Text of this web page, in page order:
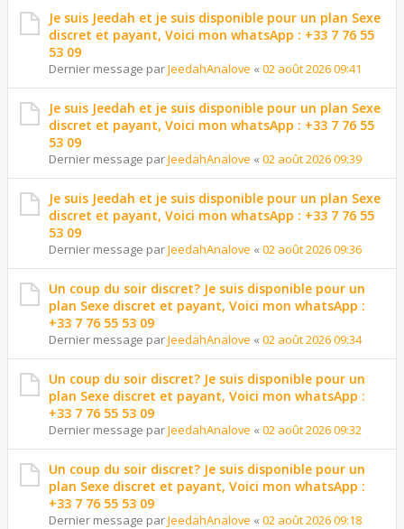
Je suis Jeedah et je suis disponible pour un plan Sexe
discret et payant, Voici mon whatsApp : +33 7 76 55
53 09
Dernier message parJeedahAnalove « 02 août 2026 09:41
Je suis Jeedah et je suis disponible pour un plan Sexe
discret et payant, Voici mon whatsApp : +33 7 76 55
53 09
Dernier message parJeedahAnalove « 02 août 2026 09:39
Je suis Jeedah et je suis disponible pour un plan Sexe
discret et payant, Voici mon whatsApp : +33 7 76 55
53 09
Dernier message parJeedahAnalove « 02 août 2026 09:36
Un coup du soir discret? Je suis disponible pour un
plan Sexe discret et payant, Voici mon whatsApp :
+33 7 76 55 53 09
Dernier message parJeedahAnalove « 02 août 2026 09:34
Un coup du soir discret? Je suis disponible pour un
plan Sexe discret et payant, Voici mon whatsApp :
+33 7 76 55 53 09
Dernier message parJeedahAnalove « 02 août 2026 09:32
Un coup du soir discret? Je suis disponible pour un
plan Sexe discret et payant, Voici mon whatsApp :
+33 7 76 55 53 09
Dernier message parJeedahAnalove « 02 août 2026 09:18